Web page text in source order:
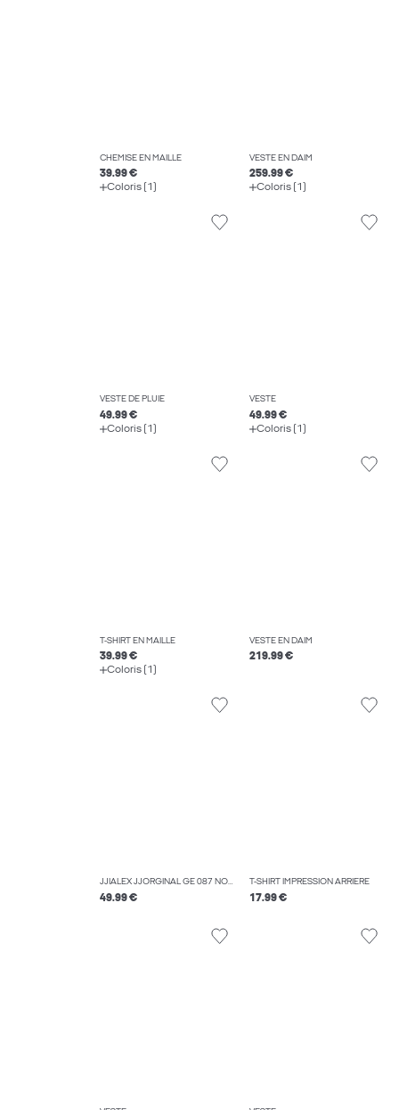
CHEMISE EN MAILLE
39.99 €
Coloris (1)
VESTE EN DAIM
259.99 €
Coloris (1)
VESTE DE PLUIE
49.99 €
Coloris (1)
VESTE
49.99 €
Coloris (1)
T-SHIRT EN MAILLE
39.99 €
Coloris (1)
VESTE EN DAIM
219.99 €
JJIALEX JJORGINAL GE 087 NOOS JEAN BAGGY FIT
49.99 €
T-SHIRT IMPRESSION ARRIÈRE
17.99 €